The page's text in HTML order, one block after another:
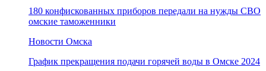
180 конфискованных приборов передали на нужды СВО
омские таможенники
Новости Омска
График прекращения подачи горячей воды в Омске 2024